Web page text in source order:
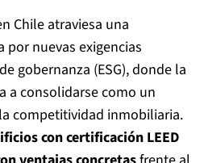
Chile atraviesa una
nuevas exigencias
gobernanza (ESG), donde la
a consolidarse como un
competitividad inmobiliaria.
con certificación LEED